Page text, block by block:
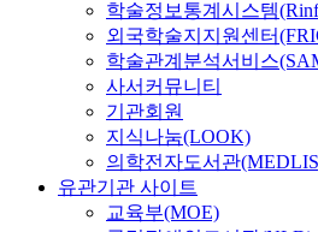
학술정보통계시스템
외국학술지지원센터
학술관계분석서비스
사서커뮤니티
기관회원
지식나눔(LOOK)
의학전자도서관
유관기관 사이트
교육부(MOE)